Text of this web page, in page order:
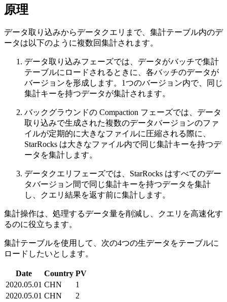
原理
データ取り込みからデータクエリまで、集計テーブル内のデ
ータは以下のように複数回集計されます。
データ取り込みフェーズでは、データがバッチで集計
テーブルにロードされるときに、各バッチのデータが
バージョンを形成します。1つのバージョン内で、同じ
集計キーを持つデータが集計されます。
バックグラウンドの Compaction フェーズでは、データ
取り込みで生成された複数のデータバージョンのファ
イルが定期的に大きなファイルに圧縮される際に、
StarRocks は大きなファイル内で同じ集計キーを持つデ
ータを集計します。
データクエリフェーズでは、StarRocks はすべてのデー
タバージョン間で同じ集計キーを持つデータを集計
し、クエリ結果を返す前に集計します。
集計操作は、処理するデータ量を削減し、クエリを高速化す
るのに役立ちます。
集計テーブルを使用して、次の4つの生データをテーブルに
ロードしたいとします。
Date Country PV
2020.05.01 CHN
1
2020.05.01 CHN
2